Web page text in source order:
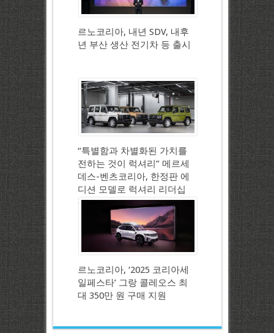
르노코리아, 내년 SDV, 내후
년 부산 생산 전기차 등 출시
“특별함과 차별화된 가치를
전하는 것이 럭셔리” 메르세
데스-벤츠코리아, 한정판 에
디션 모델로 럭셔리 리더십
강화
르노코리아, ‘2025 코리아세
일페스타’ 그랑 콜레오스 최
대 350만 원 구매 지원